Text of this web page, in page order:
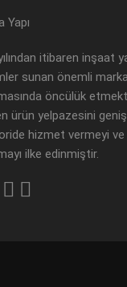
itibaren inşaat
sunan önemli
öncülük
ürün yelpazesini
hizmet vermeyi
ilke edinmiştir.